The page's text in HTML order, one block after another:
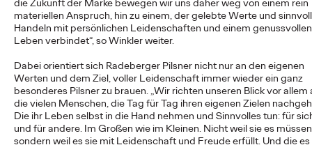
die Zukunft der Marke bewegen wir uns daher weg von einem rein
materiellen Anspruch, hin zu einem, der gelebte Werte und
Handeln mit persönlichen Leidenschaften und einem genussvollen
Leben verbindet“, so Winkler weiter.
Dabei orientiert sich Radeberger Pilsner nicht nur an den eigenen
Werten und dem Ziel, voller Leidenschaft immer wieder ein ganz
besonderes Pilsner zu brauen. „Wir richten unseren Blick vor allem
die vielen Menschen, die Tag für Tag ihren eigenen Zielen
Die ihr Leben selbst in die Hand nehmen und Sinnvolles tun: für
und für andere. Im Großen wie im Kleinen. Nicht weil sie es
sondern weil es sie mit Leidenschaft und Freude erfüllt. Und die es
#MakeItReal-
Kampagne mit Ogilvy
und Social.Lab fort
Carsten Becker 15/06/2026